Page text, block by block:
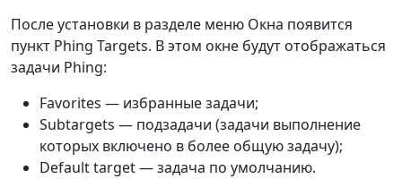
После установки в разделе меню Окна появится
пункт Phing Targets. В этом окне будут отображаться
задачи Phing:
Favorites — избранные задачи;
Subtargets — подзадачи (задачи выполнение
которых включено в более общую задачу);
Default target — задача по умолчанию.